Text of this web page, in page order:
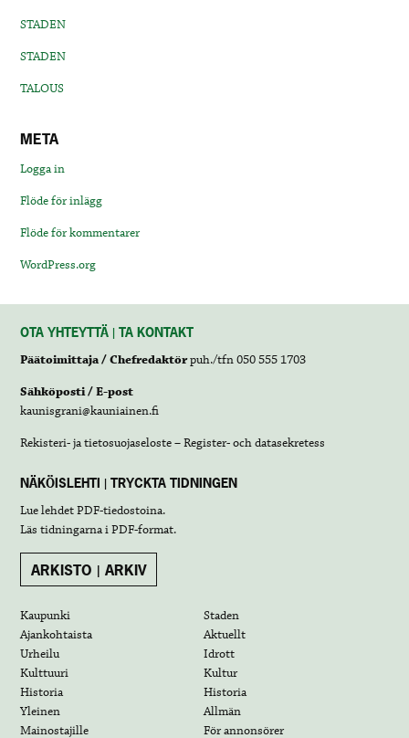
STADEN
STADEN
TALOUS
META
Logga in
Flöde för inlägg
Flöde för kommentarer
WordPress.org
OTA YHTEYTTÄ | TA KONTAKT
Päätoimittaja / Chefredaktörpuh./tfn 050 555 1703
Sähköposti / E-post
kaunisgrani@kauniainen.fi
Rekisteri- ja tietosuojaseloste – Register- och datasekretess
NÄKÖISLEHTI | TRYCKTA TIDNINGEN
Lue lehdetPDF-tiedostoina.
Läs tidningarna iPDF-format.
ARKISTO | ARKIV
Kaupunki
Staden
Ajankohtaista
Aktuellt
Urheilu
Idrott
Kulttuuri
Kultur
Historia
Historia
Yleinen
Allmän
Mainostajille
För annonsörer